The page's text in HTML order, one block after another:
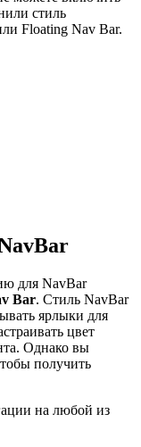
стиль
Floating Nav Bar.
для NavBar
Bar. Стиль NavBar
ярлыки для
цвет
Однако вы
получить
на любой из